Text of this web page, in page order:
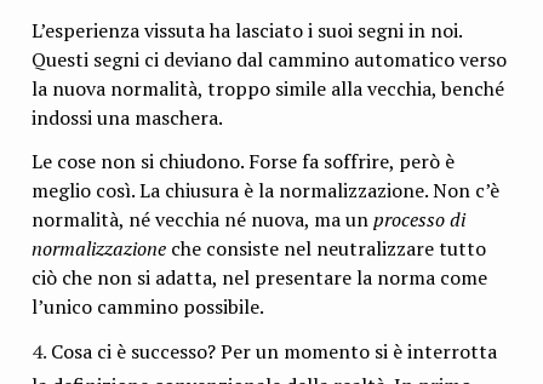
L’esperienza vissuta ha lasciato i suoi segni in noi.
Questi segni ci deviano dal cammino automatico verso
la nuova normalità, troppo simile alla vecchia, benché
indossi una maschera.
Le cose non si chiudono. Forse fa soffrire, però è
meglio così. La chiusura è la normalizzazione. Non c’è
normalità, né vecchia né nuova, ma unprocesso di
normalizzazione che consiste nel neutralizzare tutto
ciò che non si adatta, nel presentare la norma come
l’unico cammino possibile.
Cosa ci è successo? Per un momento si è interrotta